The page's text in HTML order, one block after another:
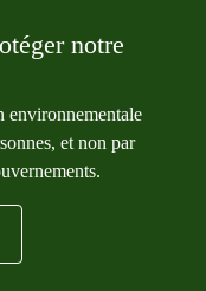
notre
environnementale
et non par